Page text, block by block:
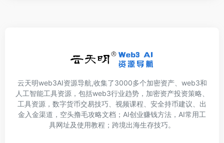
云天明web3AI资源导航,收集了3000多个加密资产、web3和
人工智能工具资源，包括web3行业趋势，加密资产投资策略、
工具资源，数字货币交易技巧、视频课程、安全持币建议、出
金入金渠道，空头撸毛攻略文档；AI创业赚钱方法，AI常用工
具网址及使用教程；跨境出海生存技巧。